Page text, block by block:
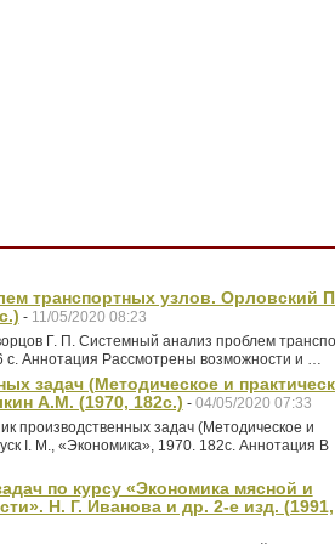
транспортных узлов. Орловский
- 11/05/2020 08:23
Г. П. Системный анализ проблем
с. Аннотация Рассмотрены возможности и …
задач (Методическое и
А.М. (1970, 182с.) - 04/05/2020 07:33
производственных задач (Методическое и
I. M., «Экономика», 1970. 182с. Аннотация В
по курсу «Экономика мясной и
Н. Г. Иванова и др. 2-е изд. (1991,